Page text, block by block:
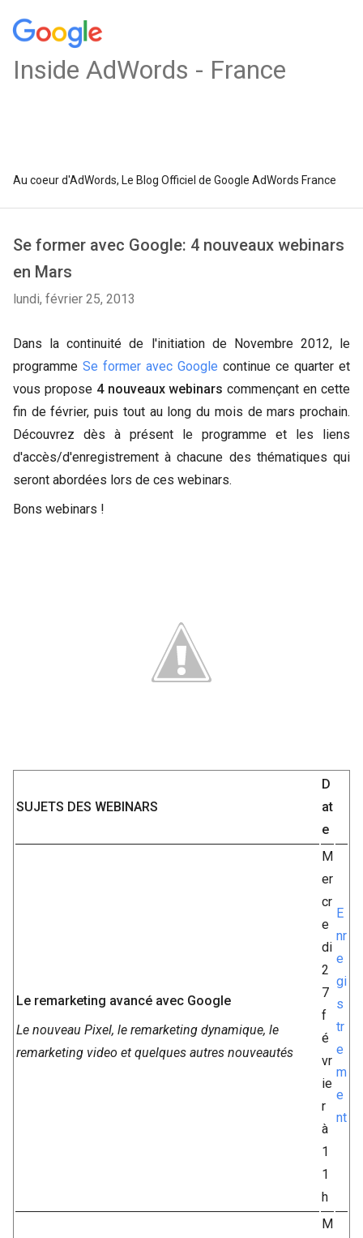
Inside AdWords - France
Au coeur d'AdWords, Le Blog Officiel de Google AdWords France
Se former avec Google: 4 nouveaux webinars
en Mars
lundi, février 25, 2013
Dans la continuité de l'initiation de Novembre 2012, le
programme Se former avec Google continue ce quarter et
vous propose 4 nouveaux webinars commençant en cette
fin de février, puis tout au long du mois de mars prochain.
Découvrez dès à présent le programme et les liens
d'accès/d'enregistrement à chacune des thématiques qui
seront abordées lors de ces webinars.
Bons webinars !
SUJETS DES WEBINARS
D
at
e
Le remarketing avancé avec Google
Le nouveau Pixel, le remarketing dynamique, le
remarketing video et quelques autres nouveautés
M
er
cr
e
di
2
7
f
é
vr
ie
r
à
1
1
h
E
nr
e
gi
s
tr
e
m
e
nt
M